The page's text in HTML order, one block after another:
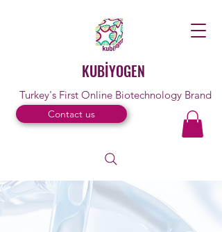
KUBİYOGEN
Turkey's First Online Biotechnology Brand
Contact us